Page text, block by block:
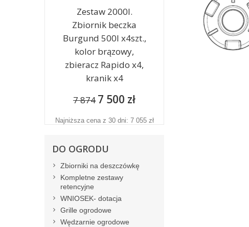
Zestaw 2000l.
Zbiornik beczka
Burgund 500l x4szt.,
kolor brązowy,
zbieracz Rapido x4,
kranik x4
7 874 7 500 zł
Najniższa cena z 30 dni: 7 055 zł
DO OGRODU
Zbiorniki na deszczówkę
Kompletne zestawy
retencyjne
WNIOSEK- dotacja
Grille ogrodowe
Wędzarnie ogrodowe